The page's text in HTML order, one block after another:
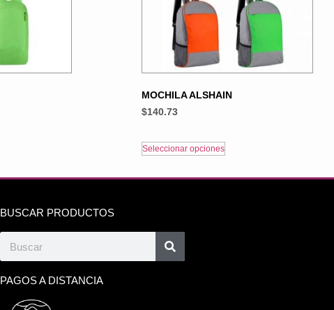
MOCHILA ALSHAIN
$140.73
Seleccionar opciones
BUSCAR PRODUCTOS
PAGOS A DISTANCIA